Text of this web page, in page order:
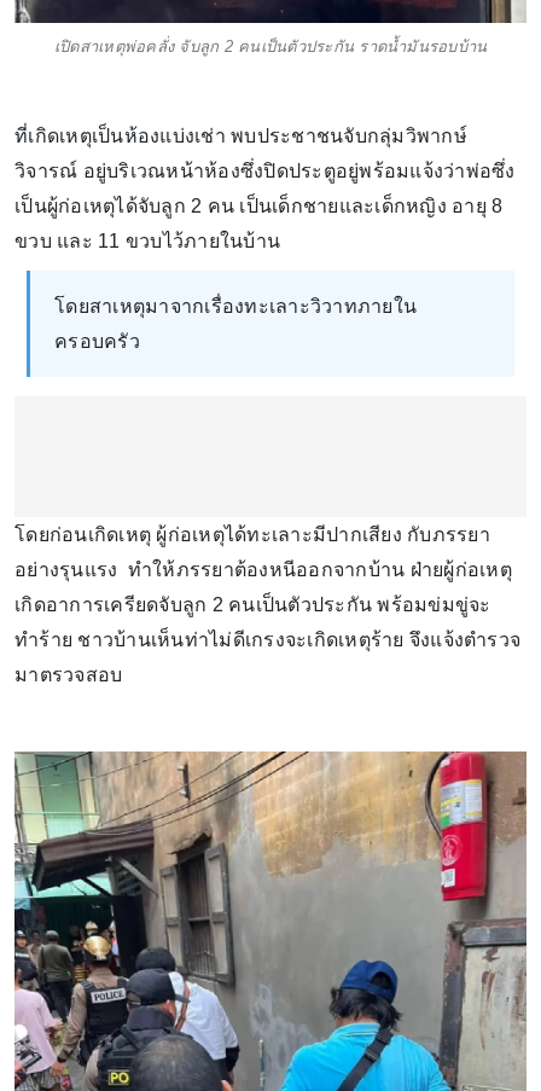
เปิดสาเหตุพ่อคลั่ง จับลูก 2 คนเป็นตัวประกัน ราดน้ำมันรอบบ้าน
ที่เกิดเหตุเป็นห้องแบ่งเช่า พบประชาชนจับกลุ่มวิพากษ์
วิจารณ์ อยู่บริเวณหน้าห้องซึ่งปิดประตูอยู่พร้อมแจ้งว่าพ่อซึ่ง
เป็นผู้ก่อเหตุได้จับลูก 2 คน เป็นเด็กชายและเด็กหญิง อายุ 8
ขวบ และ 11 ขวบไว้ภายในบ้าน
โดยสาเหตุมาจากเรื่องทะเลาะวิวาทภายใน
ครอบครัว
โดยก่อนเกิดเหตุ ผู้ก่อเหตุได้ทะเลาะมีปากเสียง กับภรรยา
อย่างรุนแรง ทำให้ภรรยาต้องหนีออกจากบ้าน ฝ่ายผู้ก่อเหตุ
เกิดอาการเครียดจับลูก 2 คนเป็นตัวประกัน พร้อมข่มขู่จะ
ทำร้าย ชาวบ้านเห็นท่าไม่ดีเกรงจะเกิดเหตุร้าย จึงแจ้งตำรวจ
มาตรวจสอบ